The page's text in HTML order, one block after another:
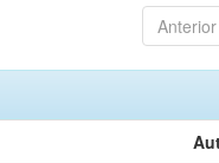
Anterior